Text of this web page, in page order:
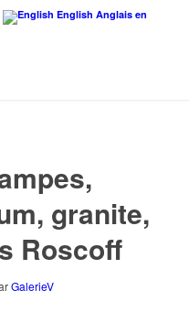
English Anglais en
granite,
Roscoff
GalerieV